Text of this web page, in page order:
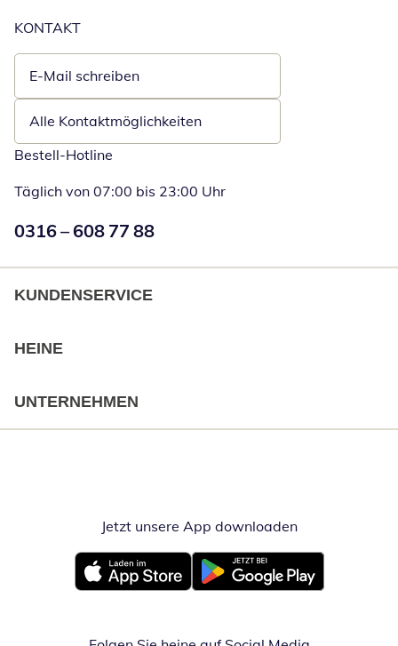
KONTAKT
E-Mail schreiben
Öffnet E-Mail-Client
Alle Kontaktmöglichkeiten
Bestell-Hotline
Täglich von 07:00 bis 23:00 Uhr
Numéro de téléphone:
0316 – 608 77 88
KUNDENSERVICE
HEINE
UNTERNEHMEN
Jetzt unsere App downloadenÖffnet in
Öffnet in neuem FensterÖffnet in neuem Fenster